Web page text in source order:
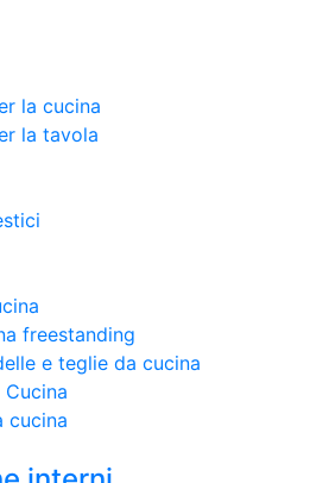
la cucina
la tavola
freestanding
e teglie da cucina
cucina